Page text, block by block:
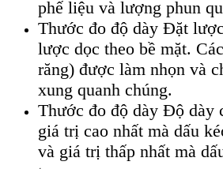
phế liệu và lượng phun
Thước đo độ dày Đặt
lược dọc theo bề mặt.
răng) được làm nhọn và
xung quanh chúng.
Thước đo độ dày Độ dày
giá trị cao nhất mà dấu
và giá trị thấp nhất mà